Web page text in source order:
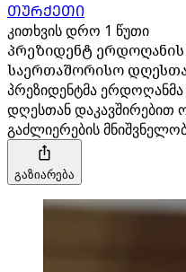
ᲗᲣᲠᲥᲔᲗᲘ
კითხვის დრო 1 წუთი
პრეზიდენტ ერდოღანის
საერთაშორისო
პრეზიდენტმა
დღესთან დაკავშირებით
გაძლიერების
გაზიარება